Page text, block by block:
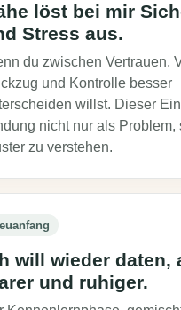
löst bei mir
Stress aus.
du zwischen Vertrauen,
und Kontrolle besser
willst. Dieser
nicht nur als Problem,
zu verstehen.
will wieder daten,
und ruhiger.